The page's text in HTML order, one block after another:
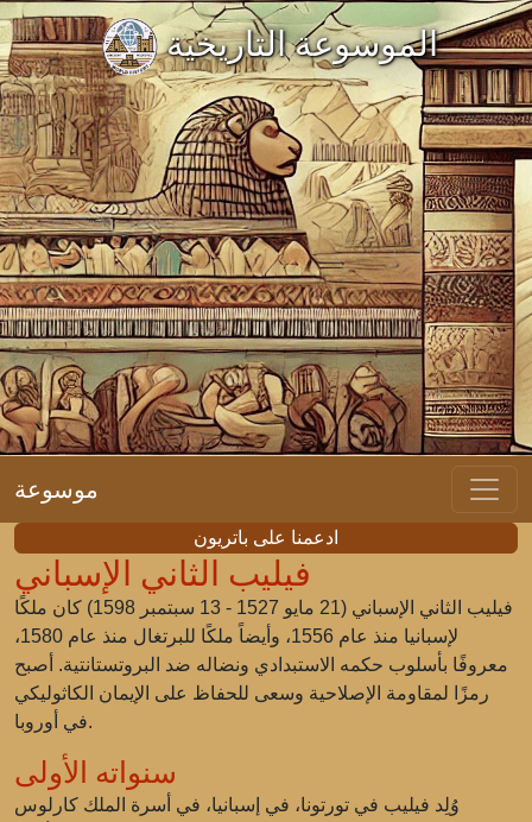
الموسوعة التاريخية
موسوعة
ادعمنا على باتريون
فيليب الثاني الإسباني
فيليب الثاني الإسباني (21 مايو 1527 - 13 سبتمبر 1598) كان ملكًا
لإسبانيا منذ عام 1556، وأيضاً ملكًا للبرتغال منذ عام 1580،
معروفًا بأسلوب حكمه الاستبدادي ونضاله ضد البروتستانتية. أصبح
رمزًا لمقاومة الإصلاحية وسعى للحفاظ على الإيمان الكاثوليكي
في أوروبا.
سنواته الأولى
وُلِد فيليب في تورتونا، في إسبانيا، في أسرة الملك كارلوس